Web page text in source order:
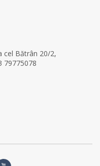
cel Bătrân 20/2,
79775078